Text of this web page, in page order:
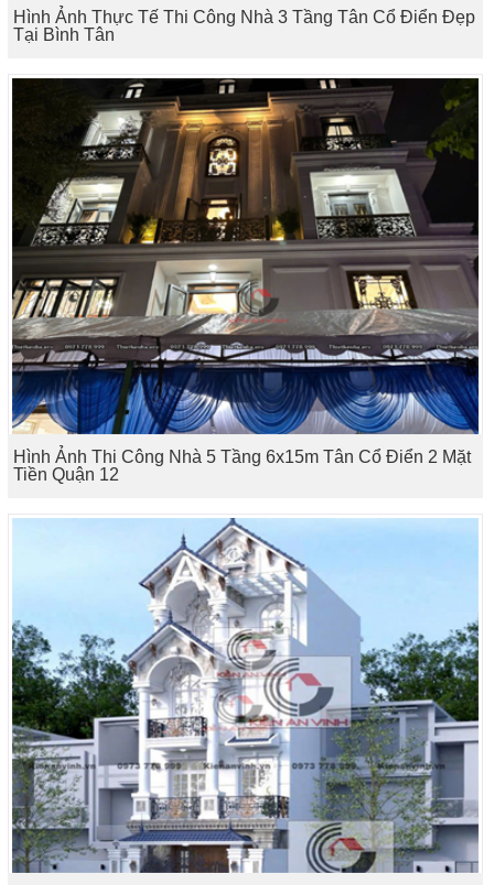
Hình Ảnh Thực Tế Thi Công Nhà 3 Tầng Tân Cổ Điển Đẹp
Tại Bình Tân
Hình Ảnh Thi Công Nhà 5 Tầng 6x15m Tân Cổ Điển 2 Mặt
Tiền Quận 12